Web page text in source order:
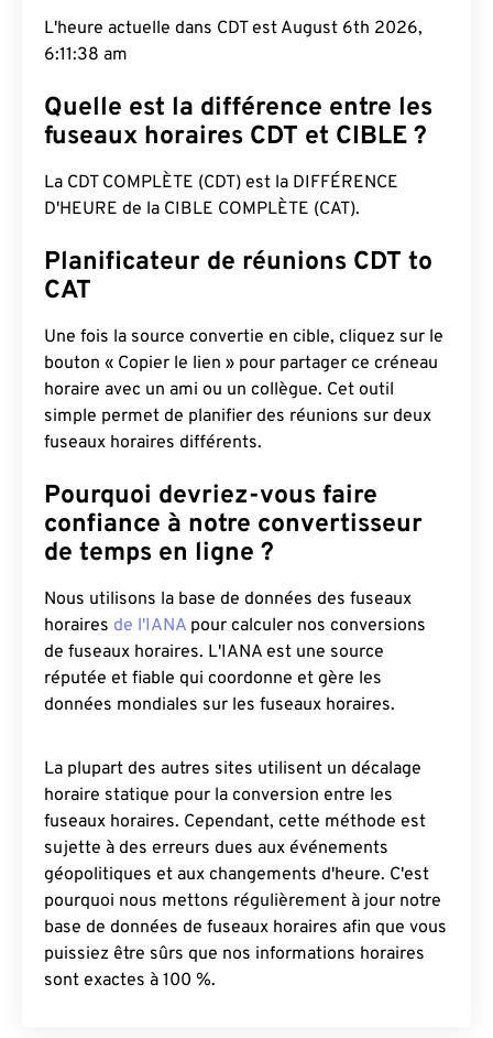
L'heure actuelle dans CDT est August 6th 2026,
6:11:39 am
Quelle est la différence entre les
fuseaux horaires CDT et CIBLE ?
La CDT COMPLÈTE (CDT) est la DIFFÉRENCE
D'HEURE de la CIBLE COMPLÈTE (CAT).
Planificateur de réunions CDT to
CAT
Une fois la source convertie en cible, cliquez sur le
bouton « Copier le lien » pour partager ce créneau
horaire avec un ami ou un collègue. Cet outil
simple permet de planifier des réunions sur deux
fuseaux horaires différents.
Pourquoi devriez-vous faire
confiance à notre convertisseur
de temps en ligne ?
Nous utilisons la base de données des fuseaux
horaires de l'IANA pour calculer nos conversions
de fuseaux horaires. L'IANA est une source
réputée et fiable qui coordonne et gère les
données mondiales sur les fuseaux horaires.
La plupart des autres sites utilisent un décalage
horaire statique pour la conversion entre les
fuseaux horaires. Cependant, cette méthode est
sujette à des erreurs dues aux événements
géopolitiques et aux changements d'heure. C'est
pourquoi nous mettons régulièrement à jour notre
base de données de fuseaux horaires afin que vous
puissiez être sûrs que nos informations horaires
sont exactes à 100 %.